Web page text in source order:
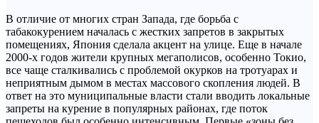
В отличие от многих стран Запада, где борьба с
табакокурением началась с жестких запретов в закрытых
помещениях, Япония сделала акцент на улице. Еще в начале
2000-х годов жители крупных мегаполисов, особенно Токио,
все чаще сталкивались с проблемой окурков на тротуарах и
неприятным дымом в местах массового скопления людей. В
ответ на это муниципальные власти стали вводить локальные
запреты на курение в популярных районах, где поток